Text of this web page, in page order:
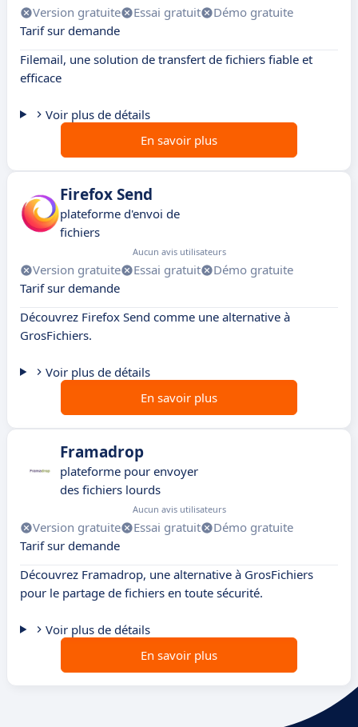
Version gratuite Essai gratuit
Démo gratuite
Tarif sur demande
Filemail, une solution de transfert de fichiers fiable et
efficace
Voir plus de détails
En savoir plus
Firefox Send
plateforme d'envoi de
fichiers
Aucun avis utilisateurs
Version gratuite Essai gratuit
Démo gratuite
Tarif sur demande
Découvrez Firefox Send comme une alternative à
GrosFichiers.
Voir plus de détails
En savoir plus
Framadrop
plateforme pour envoyer
des fichiers lourds
Aucun avis utilisateurs
Version gratuite Essai gratuit
Démo gratuite
Tarif sur demande
Découvrez Framadrop, une alternative à GrosFichiers
pour le partage de fichiers en toute sécurité.
Voir plus de détails
En savoir plus